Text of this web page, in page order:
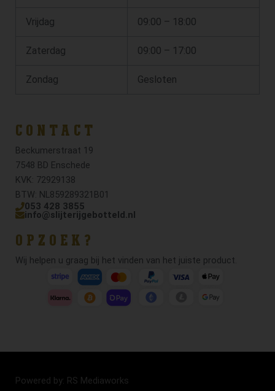
Vrijdag 09:00 – 18:00
Zaterdag 09:00 – 17:00
Zondag Gesloten
CONTACT
Beckumerstraat 19
7548 BD Enschede
KVK: 72929138
BTW: NL859289321B01
053 428 3855
info@slijterijgebotteld.nl
OPZOEK?
Wij helpen u graag bij het vinden van het juiste product.
Powered by: RS Mediaworks